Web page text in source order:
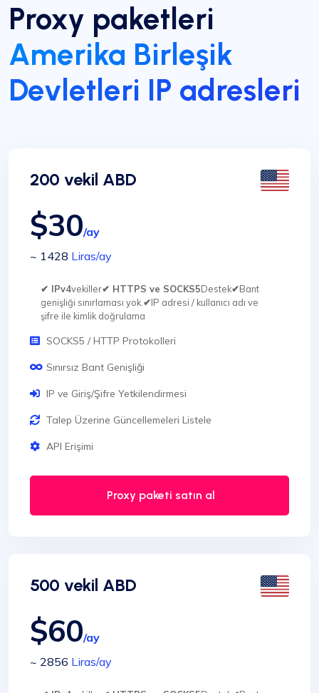
Proxy paketleri
Amerika Birleşik
Devletleri IP adresleri
200 vekil ABD
$30/ay
~ 1428 Liras/ay
✔ IPv4vekiller✔ HTTPS ve SOCKS5Destek✔Bant
genişliği sınırlaması yok.✔IP adresi / kullanıcı adı ve
şifre ile kimlik doğrulama
SOCKS5 / HTTP Protokolleri
Sınırsız Bant Genişliği
IP ve Giriş/Şifre Yetkilendirmesi
Talep Üzerine Güncellemeleri Listele
API Erişimi
Proxy paketi satın al
500 vekil ABD
$60/ay
~ 2856 Liras/ay